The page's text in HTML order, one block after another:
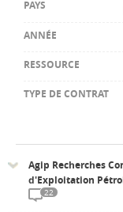
Agip Recherches
d'Exploitation
22